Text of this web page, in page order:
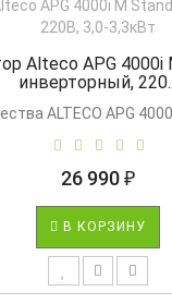
Alteco APG 4000i
инверторный,
ALTECO APG
26 990 ₽
В КОРЗИНУ